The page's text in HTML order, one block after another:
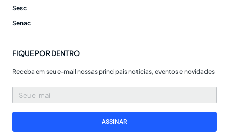
Sesc
Senac
FIQUE POR DENTRO
Receba em seu e-mail nossas principais notícias, eventos e novidades
Seu
e-
ASSINAR